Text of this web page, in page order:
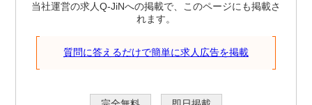
当社運営の求人Q-JiNへの掲載で、このページにも掲載さ
れます。
質問に答えるだけで簡単に求人広告を掲載